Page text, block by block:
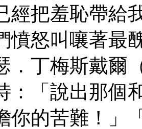
經把羞恥帶給
憤怒叫嚷著最
．丁梅斯戴爾
：「說出那個
你的苦難！」